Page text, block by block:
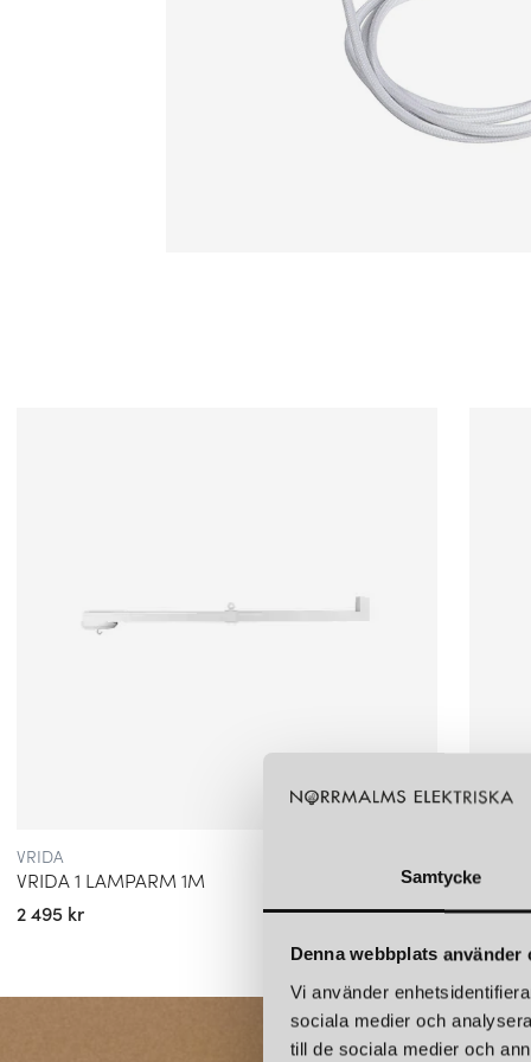
Samtycke
Denna webbplats använder
Vi använder
sociala medier och
till de sociala medier och
VRIDA
VRIDA 1 LAMPARM 1M
2 495 kr
449 kr